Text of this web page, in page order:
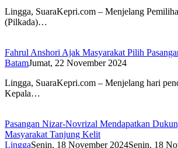
Lingga, SuaraKepri.com – Menjelang
(Pilkada)…
Fahrul Anshori Ajak Masyarakat Pilih
BatamJumat, 22 November 2024
Lingga, SuaraKepri.com – Menjelang hari
Kepala…
Pasangan Nizar-Novrizal Mendapatkan
Masyarakat Tanjung Kelit
LinggaSenin, 18 November 2024Senin, 18